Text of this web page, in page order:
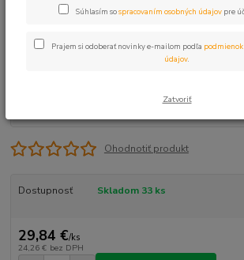
Jumbo
Ohodnotiť produkt
Dostupnosť Skladom 33 ks
29,84 €/ks
24,26 € bez DPH
Súhlasím sospracovaním osobných údajov pre
Prajem si odoberať novinky e-mailom podľa podmienok
údajov
Zatvoriť